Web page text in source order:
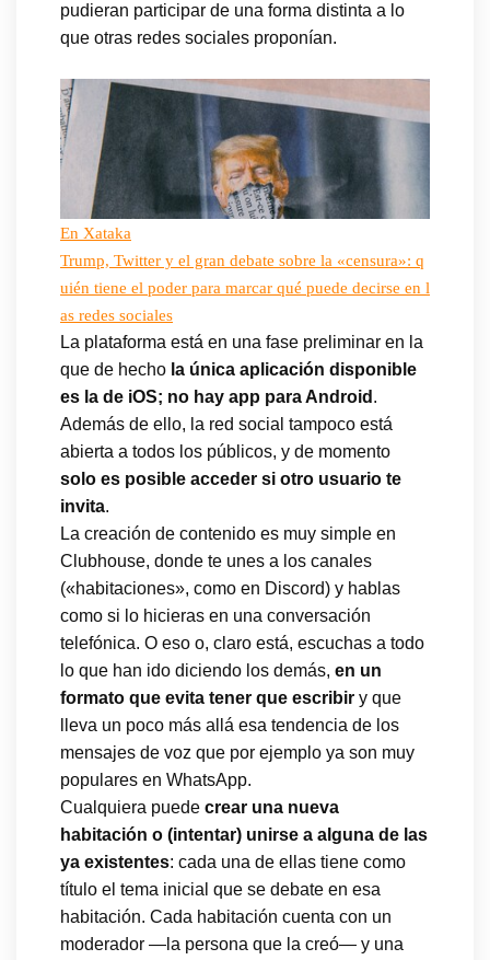
pudieran participar de una forma distinta a lo
que otras redes sociales proponían.
En Xataka
Trump, Twitter y el gran debate sobre la «censura»: q
uién tiene el poder para marcar qué puede decirse en l
as redes sociales
La plataforma está en una fase preliminar en la
que de hecho la única aplicación disponible
es la de iOS; no hay app para Android .
Además de ello, la red social tampoco está
abierta a todos los públicos, y de momento
solo es posible acceder si otro usuario te
invita.
La creación de contenido es muy simple en
Clubhouse, donde te unes a los canales
(«habitaciones», como en Discord) y hablas
como si lo hicieras en una conversación
telefónica. O eso o, claro está, escuchas a todo
lo que han ido diciendo los demás, en un
formato que evita tener que escribir y que
lleva un poco más allá esa tendencia de los
mensajes de voz que por ejemplo ya son muy
populares en WhatsApp.
Cualquiera puede crear una nueva
habitación o (intentar) unirse a alguna de las
ya existentes: cada una de ellas tiene como
título el tema inicial que se debate en esa
habitación. Cada habitación cuenta con un
moderador —la persona que la creó— y una